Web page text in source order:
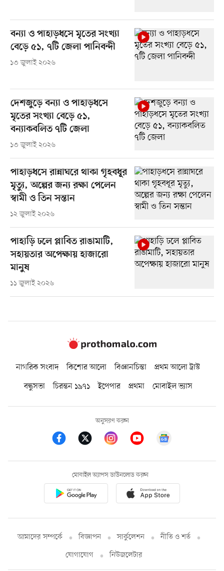
বন্যা ও পাহাড়ধসে মৃতের সংখ্যা
বেড়ে ৫১, ৭টি জেলা পানিবন্দী
১৩ জুলাই ২০২৬
দেশজুড়ে বন্যা ও পাহাড়ধসে
মৃতের সংখ্যা বেড়ে ৫১,
বন্যাকবলিত ৭টি জেলা
১৩ জুলাই ২০২৬
পাহাড়ধসে রান্নাঘরে থাকা গৃহবধূর
মৃত্যু, অল্পের জন্য রক্ষা পেলেন
স্বামী ও তিন সন্তান
১২ জুলাই ২০২৬
পাহাড়ি ঢলে প্লাবিত রাঙামাটি,
সহায়তার অপেক্ষায় হাজারো
মানুষ
১১ জুলাই ২০২৬
নাগরিক সংবাদ কিশোর আলো বিজ্ঞানচিন্তা
প্রথম আলো ট্রাস্ট
বন্ধুসভা
চিরন্তন ১৯৭১ ইপেপার প্রথমা মোবাইল ভ্যাস
অনুসরণ করুন
মোবাইল অ্যাপস ডাউনলোড করুন
আমাদের সম্পর্কে বিজ্ঞাপন সার্কুলেশন
নীতি ও শর্ত
যোগাযোগ
নিউজলেটার